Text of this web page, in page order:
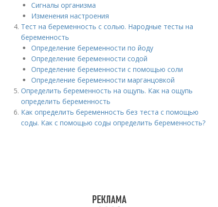
Сигналы организма
Изменения настроения
Тест на беременность с солью. Народные тесты на
беременность
Определение беременности по йоду
Определение беременности содой
Определение беременности с помощью соли
Определение беременности марганцовкой
Определить беременность на ощупь. Как на ощупь
определить беременность
Как определить беременность без теста с помощью
соды. Как с помощью соды определить беременность?